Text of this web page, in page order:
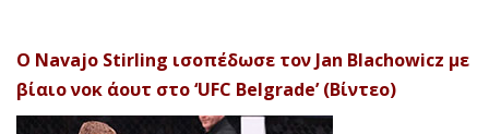
Ο Navajo Stirling ισοπέδωσε τον Jan Blachowicz με
βίαιο νοκ άουτ στο ‘UFC Belgrade’ (Βίντεο)